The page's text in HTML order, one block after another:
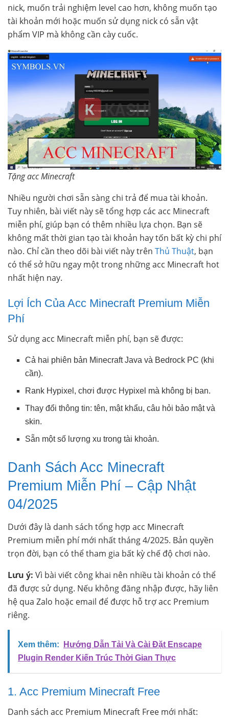
nick, muốn trải nghiệm level cao hơn, không muốn tạo
tài khoản mới hoặc muốn sử dụng nick có sẵn vật
phẩm VIP mà không cần cày cuốc.
Tặng acc Minecraft
Nhiều người chơi sẵn sàng chi trả để mua tài khoản.
Tuy nhiên, bài viết này sẽ tổng hợp các acc Minecraft
miễn phí, giúp bạn có thêm nhiều lựa chọn. Bạn sẽ
không mất thời gian tạo tài khoản hay tốn bất kỳ chi phí
nào. Chỉ cần theo dõi bài viết này trên Thủ Thuật, bạn
có thể sở hữu ngay một trong những acc Minecraft hot
nhất hiện nay.
Lợi Ích Của Acc Minecraft Premium Miễn
Phí
Sử dụng acc Minecraft miễn phí, bạn sẽ được:
Cả hai phiên bản Minecraft Java và Bedrock PC (khi
cần).
Rank Hypixel, chơi được Hypixel mà không bị ban.
Thay đổi thông tin: tên, mật khẩu, câu hỏi bảo mật và
skin.
Sẵn một số lượng xu trong tài khoản.
Danh Sách Acc Minecraft
Premium Miễn Phí – Cập Nhật
04/2025
Dưới đây là danh sách tổng hợp acc Minecraft
Premium miễn phí mới nhất tháng 4/2025. Bản quyền
trọn đời, bạn có thể tham gia bất kỳ chế độ chơi nào.
Lưu ý: Vì bài viết công khai nên nhiều tài khoản có thể
đã được sử dụng. Nếu không đăng nhập được, hãy liên
hệ qua Zalo hoặc email để được hỗ trợ acc Premium
riêng.
Xem thêm:
Hướng Dẫn Tải Và Cài Đặt Enscape
Plugin Render Kiến Trúc Thời Gian Thực
1. Acc Premium Minecraft Free
Danh sách acc Premium Minecraft Free mới nhất: